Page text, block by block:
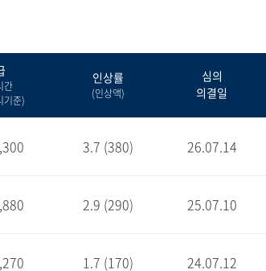
간
기준)
인상률
(인상액)
심의
의결일
3.7 (380) 26.07.14
2.9 (290) 25.07.10
1.7 (170) 24.07.12